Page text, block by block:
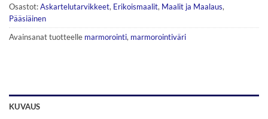
Osastot:Askartelutarvikkeet, Erikoismaalit, Maalit ja Maalaus,
Pääsiäinen
Avainsanat tuotteelle marmorointi, marmorointiväri
KUVAUS